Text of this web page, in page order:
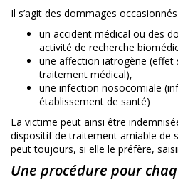
Il s’agit des dommages
un accident médical ou des
activité de recherche
une affection iatrogène (effet
traitement médical),
une infection nosocomiale
établissement de santé)
La victime peut ainsi être
dispositif de traitement amiable de
peut toujours, si elle le préfère,
Une procédure pour